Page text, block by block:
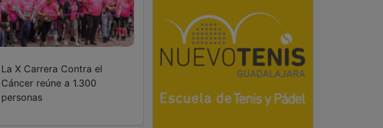
La X Carrera Contra el
Cáncer reúne a 1.300